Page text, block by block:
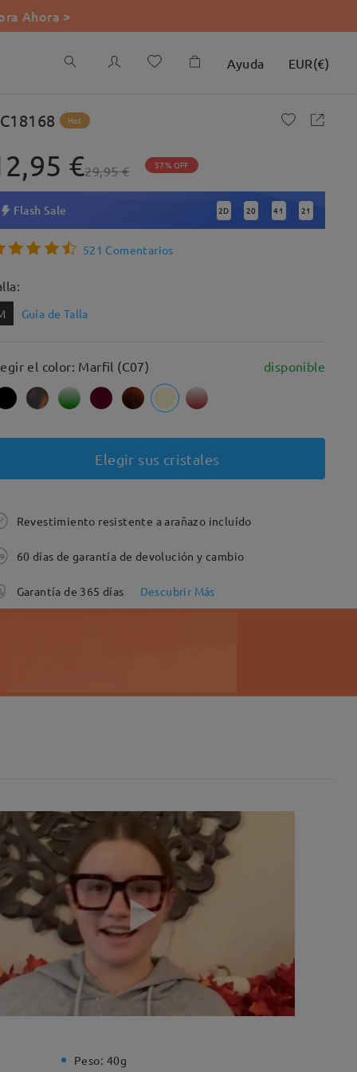
Ahora >
Ayuda EUR(€)
Hot
€29,95 € 57% OFF
Flash Sale 2D : 20 : 41 : 19
521 Comentarios
Guía de Talla
el color: Marfil (C07) disponible
Elegir sus cristales
Revestimiento resistente a arañazo incluído
60 días de garantía de devolución y cambio
Garantía de 365 días Descubrir Más
Peso: 40g